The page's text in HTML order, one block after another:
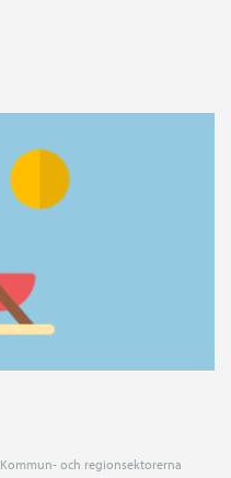
Kommun- och regionsektorerna